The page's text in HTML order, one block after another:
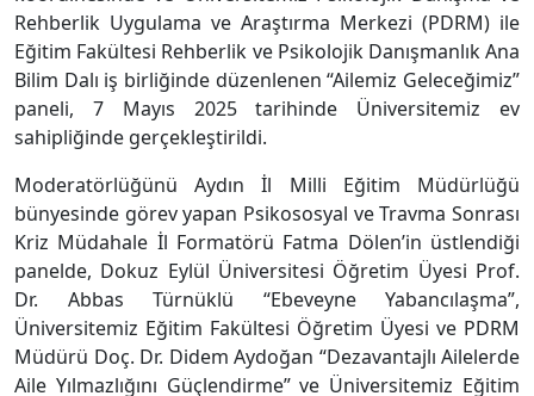
Rehberlik Uygulama ve Araştırma Merkezi (PDRM) ile
Eğitim Fakültesi Rehberlik ve Psikolojik Danışmanlık Ana
Bilim Dalı iş birliğinde düzenlenen “Ailemiz Geleceğimiz”
paneli, 7 Mayıs 2025 tarihinde Üniversitemiz ev
sahipliğinde gerçekleştirildi.
Moderatörlüğünü Aydın İl Milli Eğitim Müdürlüğü
bünyesinde görev yapan Psikososyal ve Travma Sonrası
Kriz Müdahale İl Formatörü Fatma Dölen’in üstlendiği
panelde, Dokuz Eylül Üniversitesi Öğretim Üyesi Prof.
Dr. Abbas Türnüklü “Ebeveyne Yabancılaşma”,
Üniversitemiz Eğitim Fakültesi Öğretim Üyesi ve PDRM
Müdürü Doç. Dr. Didem Aydoğan “Dezavantajlı Ailelerde
Aile Yılmazlığını Güçlendirme” ve Üniversitemiz Eğitim